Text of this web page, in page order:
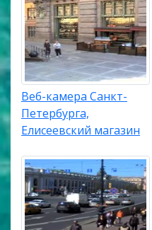
Веб-камера Санкт-
Петербурга,
Елисеевский магазин